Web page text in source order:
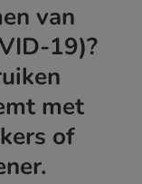
van
19)?
met
of